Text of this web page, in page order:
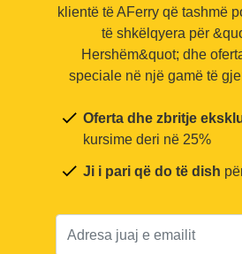
klientë të AFerry që tashmë
të shkëlqyera për
Hershëm&quot; dhe
speciale në një gamë të
Oferta dhe zbritje
kursime deri në 25%
Ji i pari që do të dish